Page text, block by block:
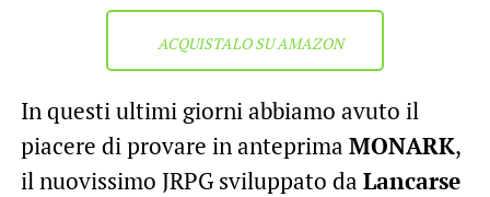
ACQUISTALO SU AMAZON
In questi ultimi giorni abbiamo avuto il
piacere di provare in anteprima MONARK,
il nuovissimo JRPG sviluppato da Lancarse